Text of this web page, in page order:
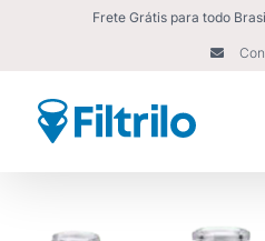
conteúdo
Frete Grátis para todo